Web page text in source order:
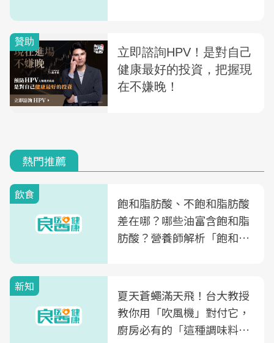
熱門推薦
飲食
飽和脂肪酸、不飽和脂肪酸
差在哪？哪些油富含飽和脂
肪酸？營養師解析「飽和脂
新知
夏天蒼蠅滿天飛！台大教授
教你用「吹風機」對付它，
廚房必有的「這種調味料」